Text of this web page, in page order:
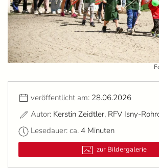
veröffentlicht am: 28.06.2026
Autor: Kerstin Zeidtler, RFV Isny-
Lesedauer: ca. 4 Minuten
zur Bildergalerie